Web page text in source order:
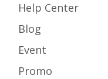
Help Center
Blog
Event
Promo